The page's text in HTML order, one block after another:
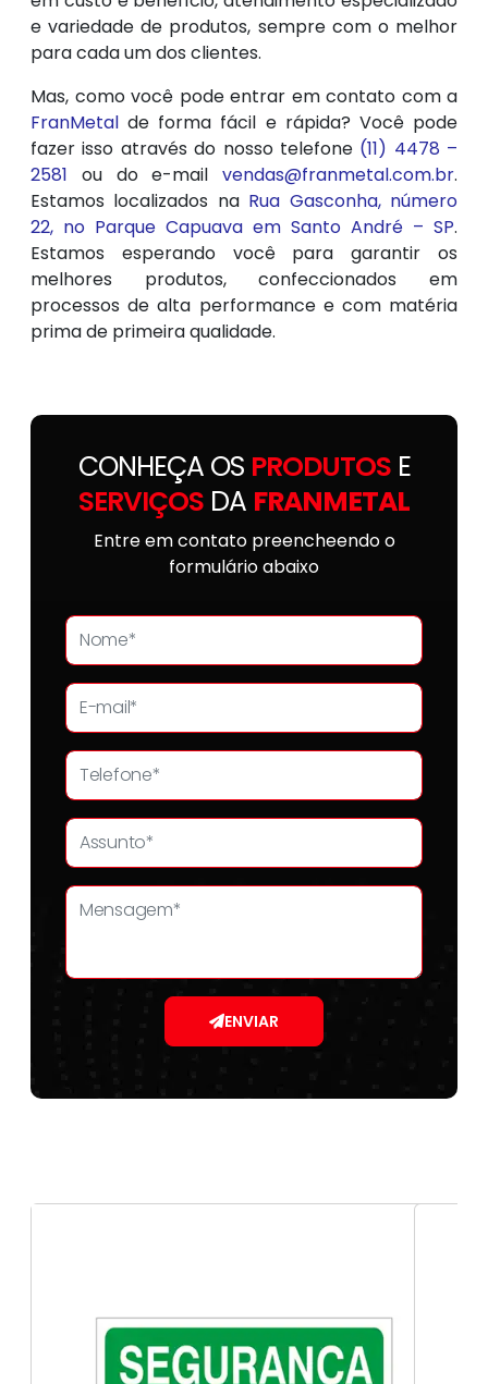
e variedade de produtos, sempre com o melhor
para cada um dos clientes.
Mas, como você pode entrar em contato com a
FranMetal de forma fácil e rápida? Você pode
fazer isso através do nosso telefone (11) 4478 –
2581 ou do e-mail vendas@franmetal.com.br.
Estamos localizados na Rua Gasconha, número
22, no Parque Capuava em Santo André – SP.
Estamos esperando você para garantir os
melhores produtos, confeccionados em
processos de alta performance e com matéria
prima de primeira qualidade.
CONHEÇA OS PRODUTOSE
SERVIÇOS DA FRANMETAL
Entre em contato preencheendo o
formulário abaixo
ENVIAR